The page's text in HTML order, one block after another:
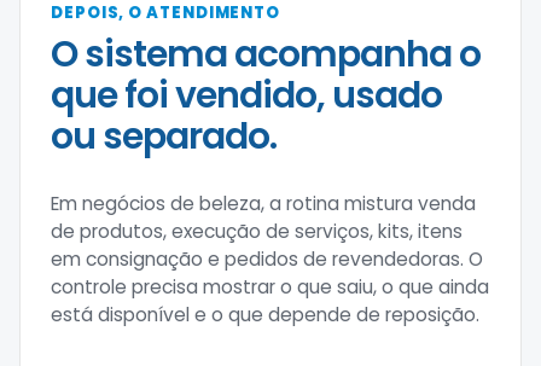
DEPOIS, O ATENDIMENTO
O sistema acompanha o
que foi vendido, usado
ou separado.
Em negócios de beleza, a rotina mistura venda
de produtos, execução de serviços, kits, itens
em consignação e pedidos de revendedoras. O
controle precisa mostrar o que saiu, o que ainda
está disponível e o que depende de reposição.